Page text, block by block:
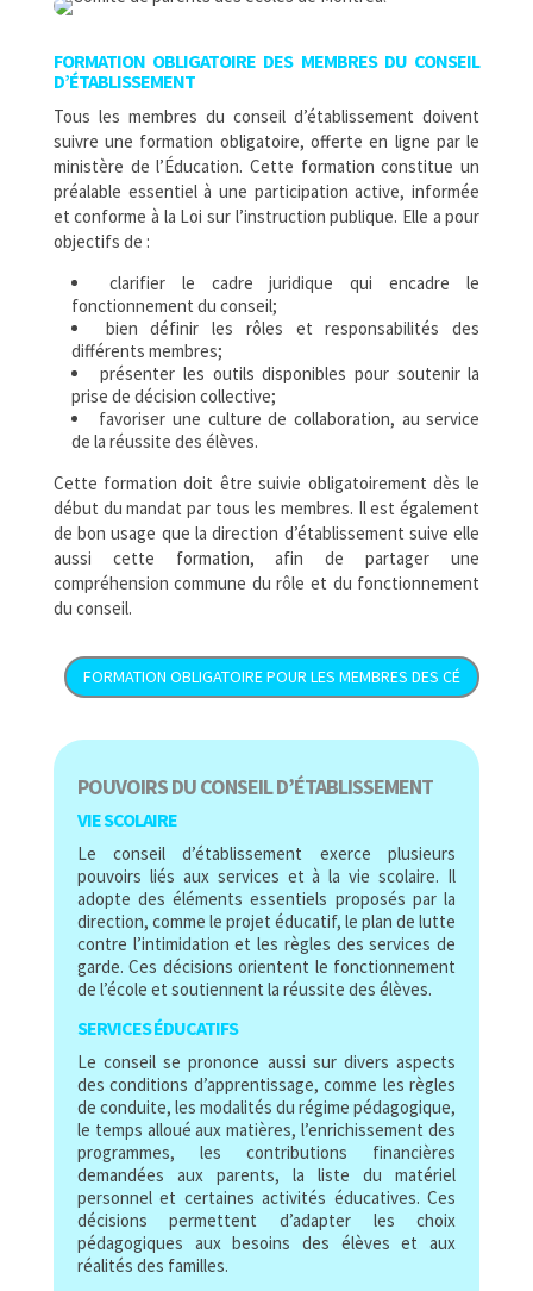
FORMATION OBLIGATOIRE DES MEMBRES DU CONSEIL
D’ÉTABLISSEMENT
Tous les membres du conseil d’établissement doivent
suivre une formation obligatoire, offerte en ligne par le
ministère de l’Éducation. Cette formation constitue un
préalable essentiel à une participation active, informée
et conforme à la Loi sur l’instruction publique. Elle a pour
objectifs de :
clarifier le cadre juridique qui encadre le
fonctionnement du conseil;
bien définir les rôles et responsabilités des
différents membres;
présenter les outils disponibles pour soutenir la
prise de décision collective;
favoriser une culture de collaboration, au service
de la réussite des élèves.
Cette formation doit être suivie obligatoirement dès le
début du mandat par tous les membres. Il est également
de bon usage que la direction d’établissement suive elle
aussi cette formation, afin de partager une
compréhension commune du rôle et du fonctionnement
du conseil.
FORMATION OBLIGATOIRE POUR LES MEMBRES DES CÉ
POUVOIRS DU CONSEIL D’ÉTABLISSEMENT
VIE SCOLAIRE
Le conseil d’établissement exerce plusieurs
pouvoirs liés aux services et à la vie scolaire. Il
adopte des éléments essentiels proposés par la
direction, comme le projet éducatif, le plan de lutte
contre l’intimidation et les règles des services de
garde. Ces décisions orientent le fonctionnement
de l’école et soutiennent la réussite des élèves.
SERVICES ÉDUCATIFS
Le conseil se prononce aussi sur divers aspects
des conditions d’apprentissage, comme les règles
de conduite, les modalités du régime pédagogique,
le temps alloué aux matières, l’enrichissement des
programmes, les contributions financières
demandées aux parents, la liste du matériel
personnel et certaines activités éducatives. Ces
décisions permettent d’adapter les choix
pédagogiques aux besoins des élèves et aux
réalités des familles.